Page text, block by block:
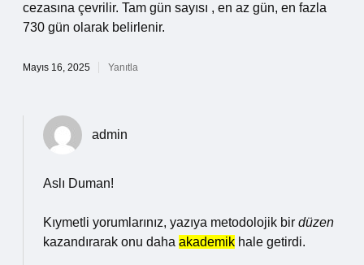
cezasına çevrilir. Tam gün sayısı , en az gün, en fazla
730 gün olarak belirlenir.
Mayıs 16, 2025 Yanıtla
admin
Aslı Duman!
Kıymetli yorumlarınız, yazıya metodolojik bir düzen
kazandırarak onu daha akademik hale getirdi.